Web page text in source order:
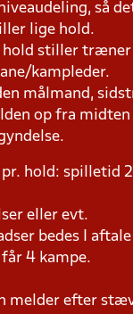
så
lige hold.
stiller træner
kampleder.
målmand,
op fra midten
pr. hold: spilletid
eller evt.
bedes I aftale
4 kampe.
melder efter